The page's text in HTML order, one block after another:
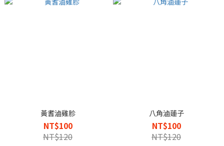
黃耆滷雞胗
NT$100
NT$120
八角滷蓮子
NT$100
NT$120